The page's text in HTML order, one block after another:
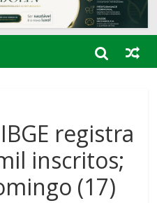
registra
inscritos;
(17)